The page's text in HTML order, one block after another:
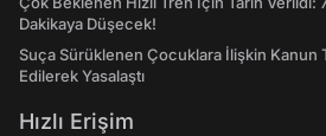
Dakikaya Düşecek!
Suça Sürüklenen Çocuklara İlişkin Kanun
Edilerek Yasalaştı
Hızlı Erişim